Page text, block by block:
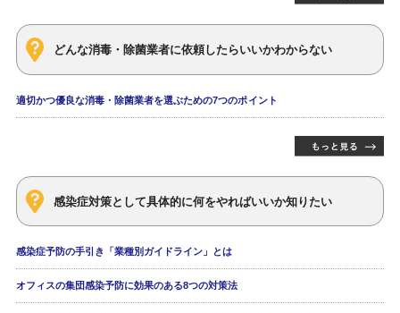
どんな消毒・除菌業者に依頼したらいいかわからない
適切かつ優良な消毒・除菌業者を選ぶための7つのポイント
感染症対策として具体的に何をやればいいか知りたい
感染症予防の手引き「業種別ガイドライン」とは
オフィスの集団感染予防に効果のある8つの対策法